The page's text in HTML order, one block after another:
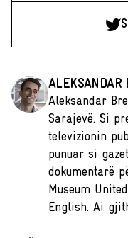
ALEKSANDAR
Aleksandar
Sarajevë. Si
televizionin
punuar si
dokumentarë
Museum
English. Ai